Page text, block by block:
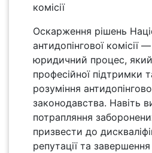
комісії
Оскарження рішень
антидопінгової комісії
юридичний процес,
професійної підтримки
розуміння
законодавства. Навіть
потрапляння
призвести до
репутації та